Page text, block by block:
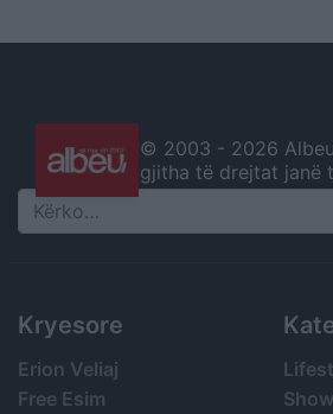
© 2003 - 2026
gjitha të drejtat janë
Search
Kryesore
Erion Veliaj
Free Esim